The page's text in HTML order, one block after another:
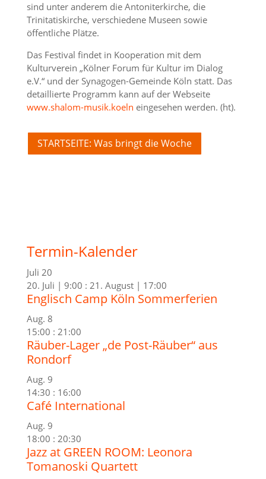
sind unter anderem die Antoniterkirche, die
Trinitatiskirche, verschiedene Museen sowie
öffentliche Plätze.
Das Festival findet in Kooperation mit dem
Kulturverein „Kölner Forum für Kultur im Dialog
e.V.“ und der Synagogen-Gemeinde Köln statt. Das
detaillierte Programm kann auf der Webseite
www.shalom-musik.koeln eingesehen werden. (ht).
STARTSEITE: Was bringt die Woche
Termin-Kalender
Juli 20
20. Juli | 9:00 : 21. August | 17:00
Englisch Camp Köln Sommerferien
Aug. 8
15:00 : 21:00
Räuber-Lager „de Post-Räuber“ aus
Rondorf
Aug. 9
14:30 : 16:00
Café International
Aug. 9
18:00 : 20:30
Jazz at GREEN ROOM: Leonora
Tomanoski Quartett